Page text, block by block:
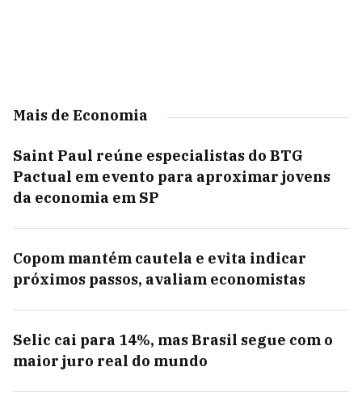
Mais de Economia
Saint Paul reúne especialistas do BTG
Pactual em evento para aproximar jovens
da economia em SP
Copom mantém cautela e evita indicar
próximos passos, avaliam economistas
Selic cai para 14%, mas Brasil segue com o
maior juro real do mundo